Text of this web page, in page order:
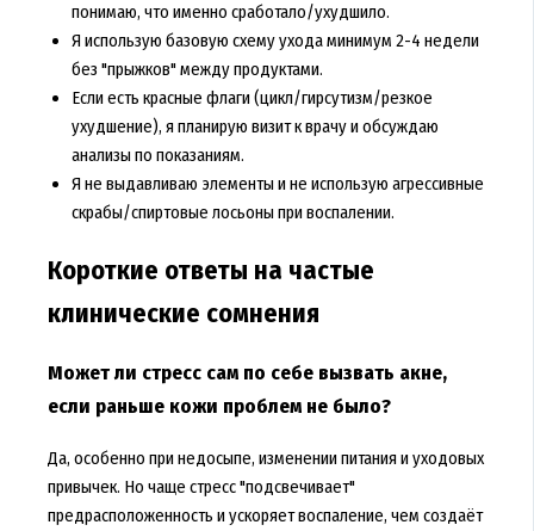
понимаю, что именно сработало/ухудшило.
Я использую базовую схему ухода минимум 2-4 недели
без "прыжков" между продуктами.
Если есть красные флаги (цикл/гирсутизм/резкое
ухудшение), я планирую визит к врачу и обсуждаю
анализы по показаниям.
Я не выдавливаю элементы и не использую агрессивные
скрабы/спиртовые лосьоны при воспалении.
Короткие ответы на частые
клинические сомнения
Может ли стресс сам по себе вызвать акне,
если раньше кожи проблем не было?
Да, особенно при недосыпе, изменении питания и уходовых
привычек. Но чаще стресс "подсвечивает"
предрасположенность и ускоряет воспаление, чем создаёт